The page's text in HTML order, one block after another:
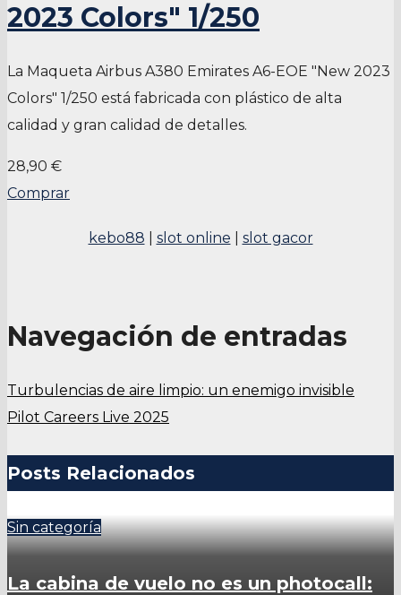
2023 Colors" 1/250
La Maqueta Airbus A380 Emirates A6-EOE "New 2023
Colors" 1/250 está fabricada con plástico de alta
calidad y gran calidad de detalles.
28,90 €
Comprar
kebo88 slot online slot gacor
Navegación de entradas
Turbulencias de aire limpio: un enemigo invisible
Pilot Careers Live 2025
Posts Relacionados
Sin categoría
La cabina de vuelo no es un photocall: